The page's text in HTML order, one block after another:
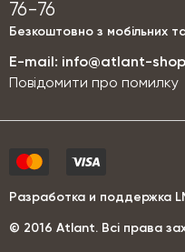
76-76
Безкоштовно з мобільних
E-mail: info@atlant-
Повідомити про помилку
© 2016 Аtlant. Всі права
Разработка и поддержка